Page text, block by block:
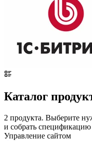
Каталог
2 продукта. Выберите
и собрать
Управление сайтом